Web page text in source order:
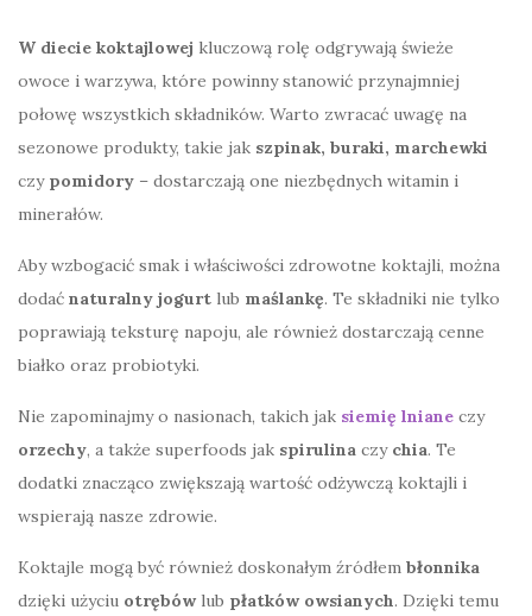
W diecie koktajlowej kluczową rolę odgrywają świeże
owoce i warzywa, które powinny stanowić przynajmniej
połowę wszystkich składników. Warto zwracać uwagę na
sezonowe produkty, takie jak szpinak, buraki, marchewki
czy pomidory – dostarczają one niezbędnych witamin i
minerałów.
Aby wzbogacić smak i właściwości zdrowotne koktajli, można
dodać naturalny jogurt lub maślankę. Te składniki nie tylko
poprawiają teksturę napoju, ale również dostarczają cenne
białko oraz probiotyki.
Nie zapominajmy o nasionach, takich jak siemię lniane czy
orzechy, a także superfoods jak spirulina czy chia. Te
dodatki znacząco zwiększają wartość odżywczą koktajli i
wspierają nasze zdrowie.
Koktajle mogą być również doskonałym źródłem błonnika
dzięki użyciu otrębów lub płatków owsianych. Dzięki temu